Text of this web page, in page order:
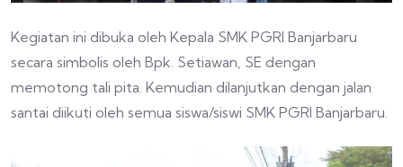
Kegiatan ini dibuka oleh Kepala SMK PGRI Banjarbaru
secara simbolis oleh Bpk. Setiawan, SE dengan
memotong tali pita. Kemudian dilanjutkan dengan jalan
santai diikuti oleh semua siswa/siswi SMK PGRI Banjarbaru.